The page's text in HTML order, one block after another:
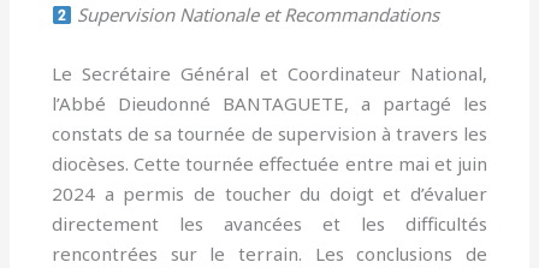
Supervision Nationale et Recommandations
Le Secrétaire Général et Coordinateur National,
l’Abbé Dieudonné BANTAGUETE, a partagé les
constats de sa tournée de supervision à travers les
diocèses. Cette tournée effectuée entre mai et juin
2024 a permis de toucher du doigt et d’évaluer
directement les avancées et les difficultés
rencontrées sur le terrain. Les conclusions de